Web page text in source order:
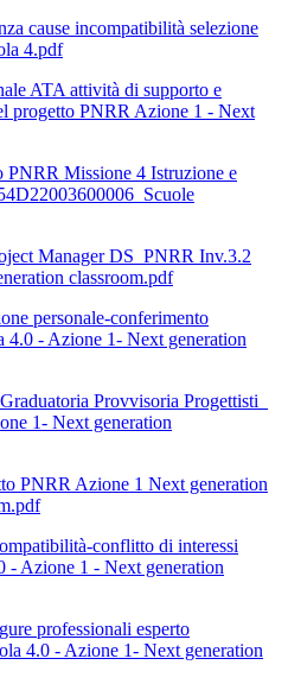
cause incompatibilità selezione
4.pdf
ATA attività di supporto e
progetto PNRR Azione 1 - Next
Missione 4 Istruzione e
Manager DS_PNRR Inv.3.2
classroom.pdf
personale-conferimento
- Azione 1- Next generation
Provvisoria Progettisti_
1- Next generation
PNRR Azione 1 Next generation
conflitto di interessi
- Azione 1 - Next generation
professionali esperto
4.0 - Azione 1- Next generation